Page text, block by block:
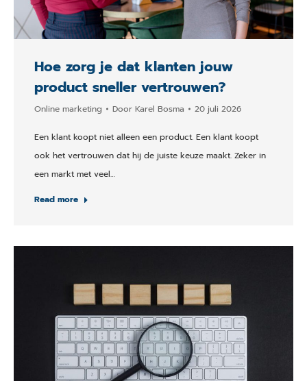
Hoe zorg je dat klanten jouw
product sneller vertrouwen?
Online marketing Door Karel Bosma 20 juli 2026
Een klant koopt niet alleen een product. Een klant koopt
ook het vertrouwen dat hij de juiste keuze maakt. Zeker in
een markt met veel…
Read more